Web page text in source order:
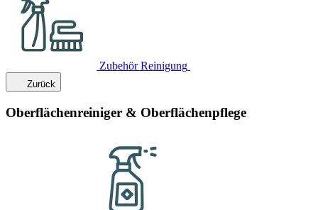
Zubehör Reinigung
Zurück
Oberflächenreiniger & Oberflächenpflege